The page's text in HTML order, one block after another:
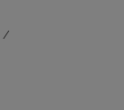
/